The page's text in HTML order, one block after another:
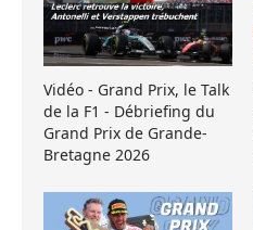
Vidéo - Grand Prix, le Talk
de la F1 - Débriefing du
Grand Prix de Grande-
Bretagne 2026